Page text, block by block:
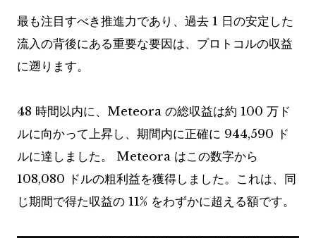
最も注目すべき推進力であり、過去 1 日の安定した
流入の背後にある重要な要因は、プロトコルの収益
に遡ります。
48 時間以内に、Meteora の総収益は約 100 万ド
ルに向かって上昇し、期間内に正確に 944,590 ド
ルに達しました。 Meteora はこの数字から
108,080 ドルの粗利益を獲得しました。これは、同
じ期間で得た収益の 11% をわずかに超える額です。